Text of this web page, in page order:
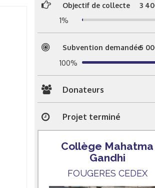
Objectif de collecte 3
1%
Subvention demandée5
100%
Donateurs
Projet terminé
Collège Mahatma
Gandhi
FOUGERES CEDEX